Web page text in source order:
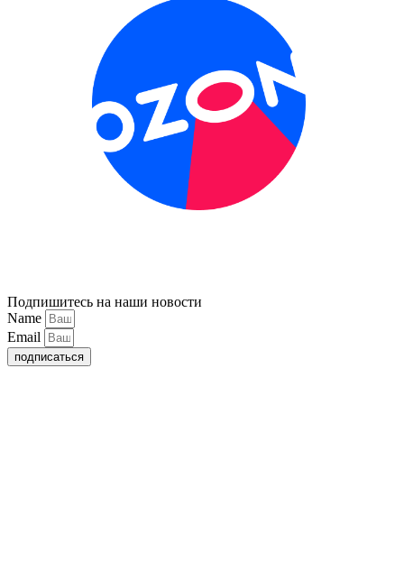
Подпишитесь на наши новости
Name
Email
подписаться